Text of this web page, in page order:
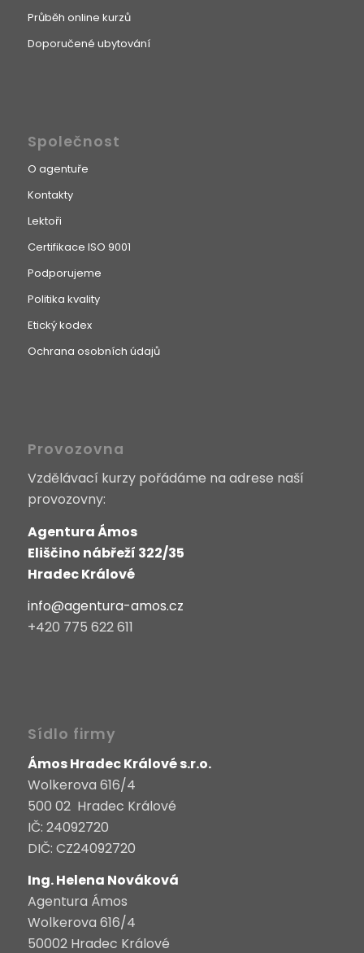
Průběh online kurzů
Doporučené ubytování
Společnost
O agentuře
Kontakty
Lektoři
Certifikace ISO 9001
Podporujeme
Politika kvality
Etický kodex
Ochrana osobních údajů
Provozovna
Vzdělávací kurzy pořádáme na adrese naší
provozovny:
Agentura Ámos
Eliščino nábřeží 322/35
Hradec Králové
info@agentura-amos.cz
+420 775 622 611
Sídlo firmy
Ámos Hradec Králové s.r.o.
Wolkerova 616/4
500 02 Hradec Králové
IČ: 24092720
DIČ: CZ24092720
Ing. Helena Nováková
Agentura Ámos
Wolkerova 616/4
50002 Hradec Králové